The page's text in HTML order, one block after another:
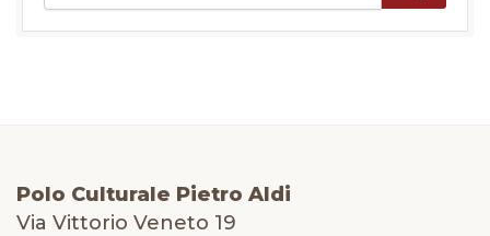
Polo Culturale Pietro Aldi
Via Vittorio Veneto 19